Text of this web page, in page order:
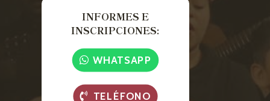
INFORMES E
INSCRIPCIONES:
WHATSAPP
TELÉFONO